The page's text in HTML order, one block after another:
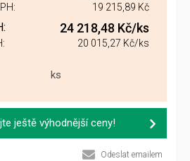
19 215,89 Kč
24 218,48 Kč/ks
20 015,27 Kč/ks
ks
ještě výhodnější ceny!
Odeslat emailem